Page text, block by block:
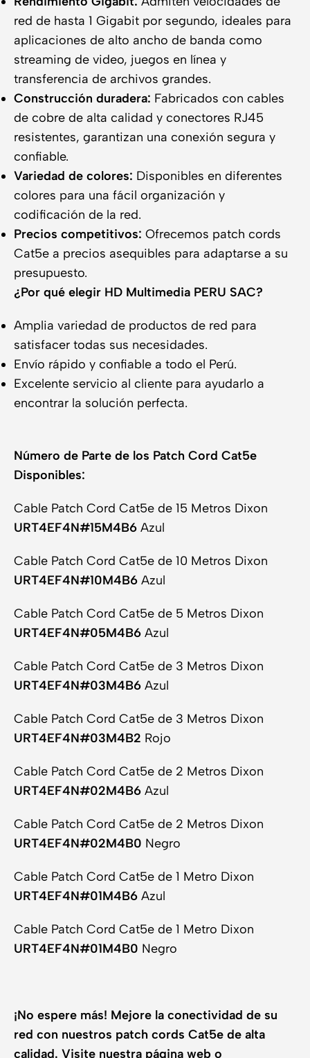
red de hasta 1 Gigabit por segundo, ideales para
aplicaciones de alto ancho de banda como
streaming de video, juegos en línea y
transferencia de archivos grandes.
Construcción duradera: Fabricados con cables
de cobre de alta calidad y conectores RJ45
resistentes, garantizan una conexión segura y
confiable.
Variedad de colores: Disponibles en diferentes
colores para una fácil organización y
codificación de la red.
Precios competitivos: Ofrecemos patch cords
Cat5e a precios asequibles para adaptarse a su
presupuesto.
¿Por qué elegir HD Multimedia PERU SAC?
Amplia variedad de productos de red para
satisfacer todas sus necesidades.
Envío rápido y confiable a todo el Perú.
Excelente servicio al cliente para ayudarlo a
encontrar la solución perfecta.
Número de Parte de los Patch Cord Cat5e
Disponibles:
Cable Patch Cord Cat5e de 15 Metros Dixon
URT4EF4N#15M4B6 Azul
Cable Patch Cord Cat5e de 10 Metros Dixon
URT4EF4N#10M4B6 Azul
Cable Patch Cord Cat5e de 5 Metros Dixon
URT4EF4N#05M4B6 Azul
Cable Patch Cord Cat5e de 3 Metros Dixon
URT4EF4N#03M4B6 Azul
Cable Patch Cord Cat5e de 3 Metros Dixon
URT4EF4N#03M4B2 Rojo
Cable Patch Cord Cat5e de 2 Metros Dixon
URT4EF4N#02M4B6 Azul
Cable Patch Cord Cat5e de 2 Metros Dixon
URT4EF4N#02M4B0 Negro
Cable Patch Cord Cat5e de 1 Metro Dixon
URT4EF4N#01M4B6 Azul
Cable Patch Cord Cat5e de 1 Metro Dixon
URT4EF4N#01M4B0 Negro
¡No espere más! Mejore la conectividad de su
red con nuestros patch cords Cat5e de alta
calidad. Visite nuestra página web o